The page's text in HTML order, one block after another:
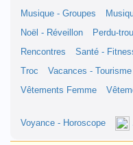
Musique - Groupes
Noël - Réveillon
Perdu-
Rencontres
Santé -
Troc
Vacances - Tourisme
Vêtements Femme
Voyance - Horoscope